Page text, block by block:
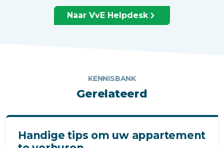
Naar VvE Helpdesk
KENNISBANK
Gerelateerd
Handige tips om uw appartement